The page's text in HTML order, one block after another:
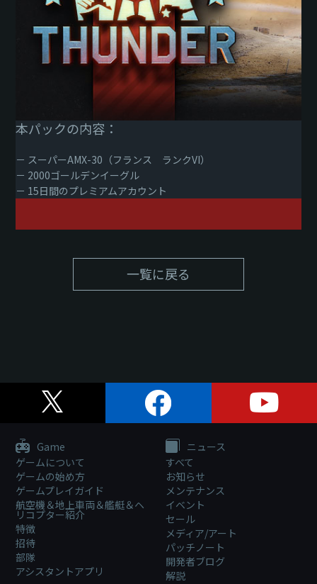
本パックの内容：
－ スーパーAMX-30（フランス ランクVI）
－ 2000ゴールデンイーグル
－ 15日間のプレミアムアカウント
一覧に戻る
Game
ゲームについて
ゲームの始め方
ゲームプレイガイド
航空機＆地上車両＆艦艇＆ヘ
リコプター紹介
特徴
招待
部隊
アシスタントアプリ
ニュース
すべて
お知らせ
メンテナンス
イベント
セール
メディア/アート
パッチノート
開発者ブログ
解説